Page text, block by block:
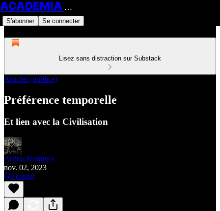
ACADEMIA HOMINES
S'abonner Se connecter
Lisez sans distraction sur Substack
Articles (publics)
Préférence temporelle
Et lien avec la Civilisation
Arthur Homines
nov. 02, 2023
Écouter